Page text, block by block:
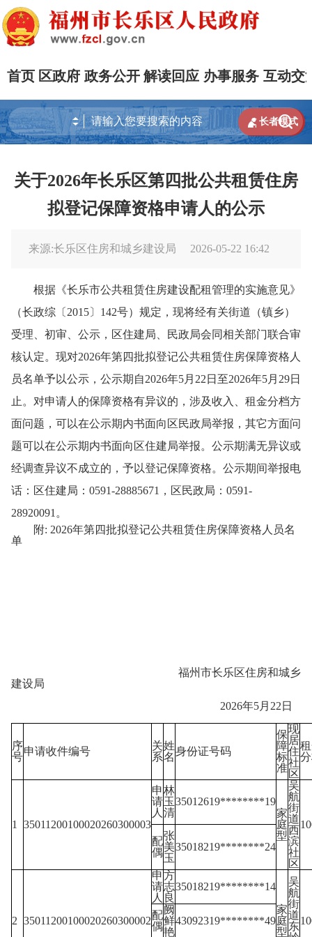
首页 区政府 政务公开 解读回应 办事服务 互动交

 长者模式
关于2026年长乐区第四批公共租赁住房
拟登记保障资格申请人的公示
来源:长乐区住房和城乡建设局 2026-05-22 16:42
根据《长乐市公共租赁住房建设配租管理的实施意见》
（长政综〔2015〕142号）规定，现将经有关街道（镇乡）
受理、初审、公示，区住建局、民政局会同相关部门联合审
核认定。现对2026年第四批拟登记公共租赁住房保障资格人
员名单予以公示，公示期自2026年5月22日至2026年5月29日
止。对申请人的保障资格有异议的，涉及收入、租金分档方
面问题，可以在公示期内书面向区民政局举报，其它方面问
题可以在公示期内书面向区住建局举报。公示期满无异议或
经调查异议不成立的，予以登记保障资格。公示期间举报电
话：区住建局：0591-28885671，区民政局：0591-
28920091。
附: 2026年第四批拟登记公共租赁住房保障资格人员名
单
福州市长乐区住房和城乡
建设局
2026年5月22日
序
号申请收件编号
关
系
姓
名身份证号码
保
障
标
准
现
居
住
社
区
1 35011200100020260300003
申
请
人
林
玉
清
35012619********19
家
庭
型
吴
航
街
道
西
滨
社
区
配
偶
张
美
玉
35018219********24
2 35011200100020260300002
申
请
人
方
志
良
35018219********14
家
庭
型
吴
航
街
道
东
配
偶
阙
鲜
艳
43092319********49